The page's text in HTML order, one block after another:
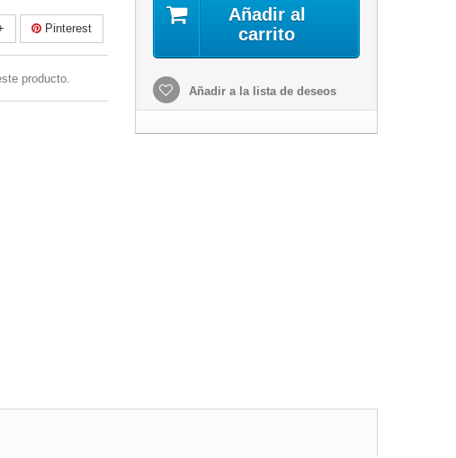
Pinterest
producto.
Añadir al
carrito
Añadir a la lista de deseos